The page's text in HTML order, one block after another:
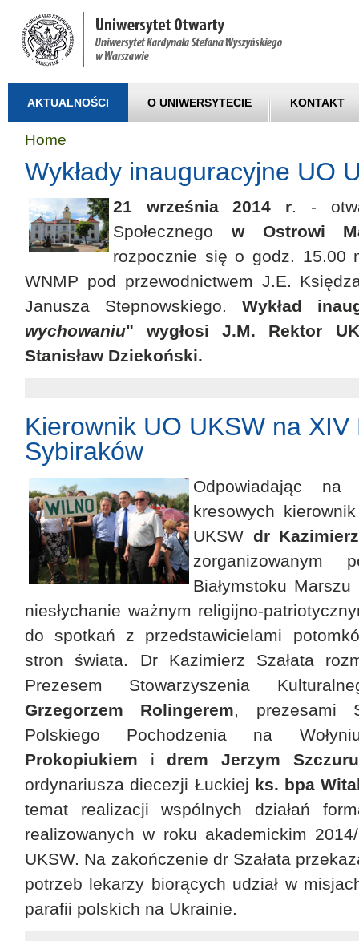
AKTUALNOŚCI O UNIWERSYTECIE KONTAKT
Home
Wykłady inauguracyjne UO
21 września 2014 r. -
Społecznego w Ostrowi
rozpocznie się o godz. 15.00
WNMP pod przewodnictwem J.E.
Janusza Stepnowskiego. Wykład
wychowaniu" wygłosi J.M. Rektor
Stanisław Dziekoński.
Kierownik UO UKSW na XIV
Sybiraków
Odpowiadając na
kresowych
UKSW dr
Białymstoku
niesłychanie ważnym religijno-
do spotkań z przedstawicielami
stron świata. Dr Kazimierz Szałata
Prezesem Stowarzyszenia
Grzegorzem Rolingerem, prezesami
Polskiego Pochodzenia na
Prokopiukiem idrem Jerzym
ordynariusza diecezji Łuckiej ks. bpa
temat realizacji wspólnych działań
realizowanych w roku akademickim
UKSW. Na zakończenie dr Szałata
potrzeb lekarzy biorących udział w
parafii polskich na Ukrainie.